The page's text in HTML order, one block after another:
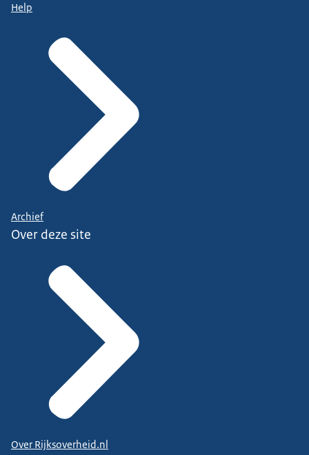
Help
Archief
Over deze site
Over Rijksoverheid.nl